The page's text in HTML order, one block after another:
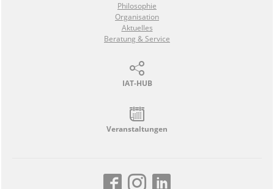
Philosophie
Organisation
Aktuelles
Beratung & Service
IAT-HUB
Veranstaltungen